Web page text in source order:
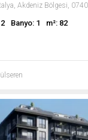
Banyo: 1 m²: 82